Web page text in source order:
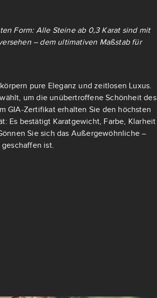
Form: Alle Steine ab 0,3 Karat sind mit
– dem ultimativen Maßstab für
pure Eleganz und zeitlosen Luxus.
um die unübertroffene Schönheit des
GIA-Zertifikat erhalten Sie den höchsten
Es bestätigt Karatgewicht, Farbe, Klarheit
Sie sich das Außergewöhnliche –
ist.